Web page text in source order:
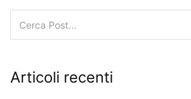
Articoli recenti